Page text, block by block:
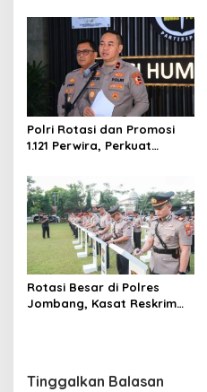
Pejabat Utama Berganti
Polri Rotasi dan Promosi
1.121 Perwira, Perkuat
hingga Pembentukan
Polresta IKN
Rotasi Besar di Polres
Jombang, Kasat Reskrim
Tinggalkan Balasan